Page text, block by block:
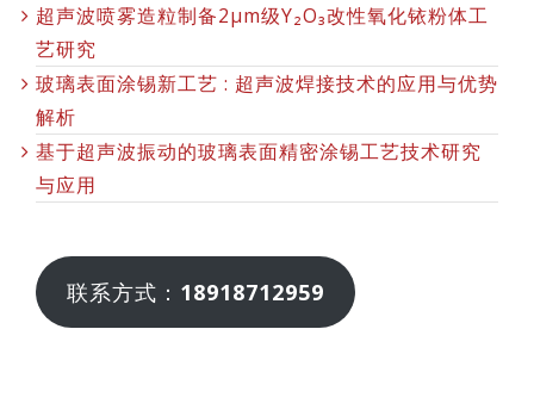
超声波喷雾造粒制备2μm级Y₂O₃改性氧化铱粉体工
艺研究
玻璃表面涂锡新工艺 : 超声波焊接技术的应用与优势
解析
基于超声波振动的玻璃表面精密涂锡工艺技术研究
与应用
联系方式： 18918712959